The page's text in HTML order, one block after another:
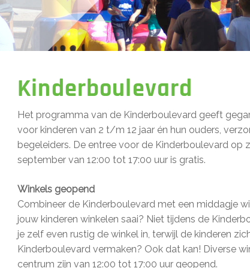
Kinderboulevard
Het programma van de Kinderboulevard geeft
voor kinderen van 2 t/m 12 jaar én hun ouders,
begeleiders. De entree voor de Kinderboulevard op
september van 12:00 tot 17:00 uur is gratis.
Winkels geopend
Combineer de Kinderboulevard met een middagje
jouw kinderen winkelen saai? Niet tijdens de
je zelf even rustig de winkel in, terwijl de kinderen
Kinderboulevard vermaken? Ook dat kan! Diverse
centrum zijn van 12:00 tot 17:00 uur geopend.